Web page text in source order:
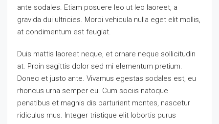
ante sodales. Etiam posuere leo ut leo laoreet, a
gravida dui ultricies. Morbi vehicula nulla eget elit mollis,
at condimentum est feugiat.
Duis mattis laoreet neque, et ornare neque sollicitudin
at. Proin sagittis dolor sed mi elementum pretium.
Donec et justo ante. Vivamus egestas sodales est, eu
rhoncus urna semper eu. Cum sociis natoque
penatibus et magnis dis parturient montes, nascetur
ridiculus mus. Integer tristique elit lobortis purus